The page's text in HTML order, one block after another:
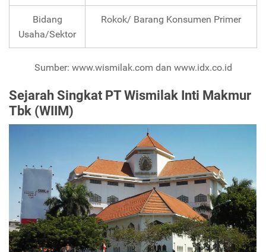
Bidang
Usaha/Sektor
Rokok/ Barang Konsumen Primer
Sumber: www.wismilak.com dan www.idx.co.id
Sejarah Singkat PT Wismilak Inti Makmur
Tbk (WIIM)